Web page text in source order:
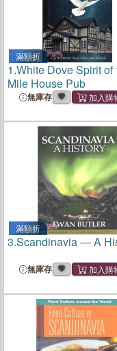
滿額折
1.White Dove Spirit of
Mile House Pub
無庫存
滿額折
3.Scandinavia ― A
無庫存